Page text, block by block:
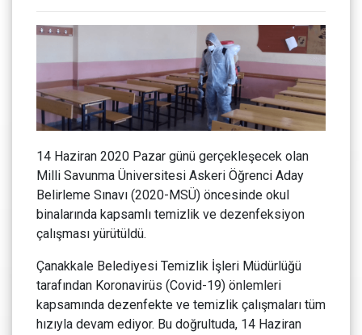
14 Haziran 2020 Pazar günü gerçekleşecek olan
Milli Savunma Üniversitesi Askeri Öğrenci Aday
Belirleme Sınavı (2020-MSÜ) öncesinde okul
binalarında kapsamlı temizlik ve dezenfeksiyon
çalışması yürütüldü.
Çanakkale Belediyesi Temizlik İşleri Müdürlüğü
tarafından Koronavirüs (Covid-19) önlemleri
kapsamında dezenfekte ve temizlik çalışmaları tüm
hızıyla devam ediyor. Bu doğrultuda, 14 Haziran